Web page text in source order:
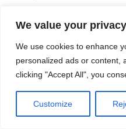
We value your privacy
We use cookies to enhance
personalized ads or content,
clicking "Accept All", you
Customize
Chi
L'analisi
Massa